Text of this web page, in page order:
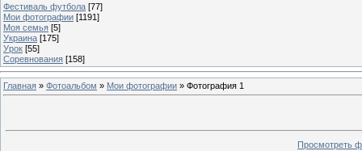
Фестиваль футбола [77]
Мои фотографии [1191]
Моя семья [5]
Украина [175]
Урок [55]
Соревнования [158]
Главная » Фотоальбом » Мои фотографии » Фотография 1
Просмотреть